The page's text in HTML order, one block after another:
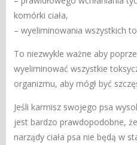
komórki ciała,
– wyeliminowania wszystkich
To niezwykle ważne aby
wyeliminować wszystkie
organizmu, aby mógł być
Jeśli karmisz swojego psa
jest bardzo prawdopodobne,
narządy ciała psa nie będą w